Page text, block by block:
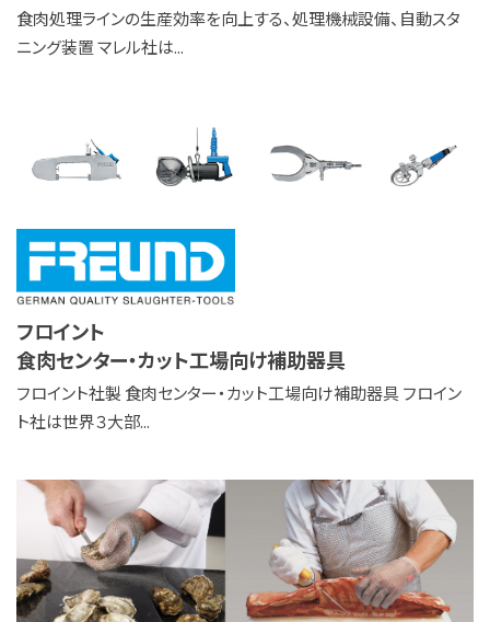
食肉処理ラインの生産効率を向上する、処理機械設備、自動スタ
ニング装置 マレル社は...
フロイント
食肉センター・カット工場向け補助器具
フロイント社製 食肉センター・カット工場向け補助器具 フロイン
ト社は世界３大部...